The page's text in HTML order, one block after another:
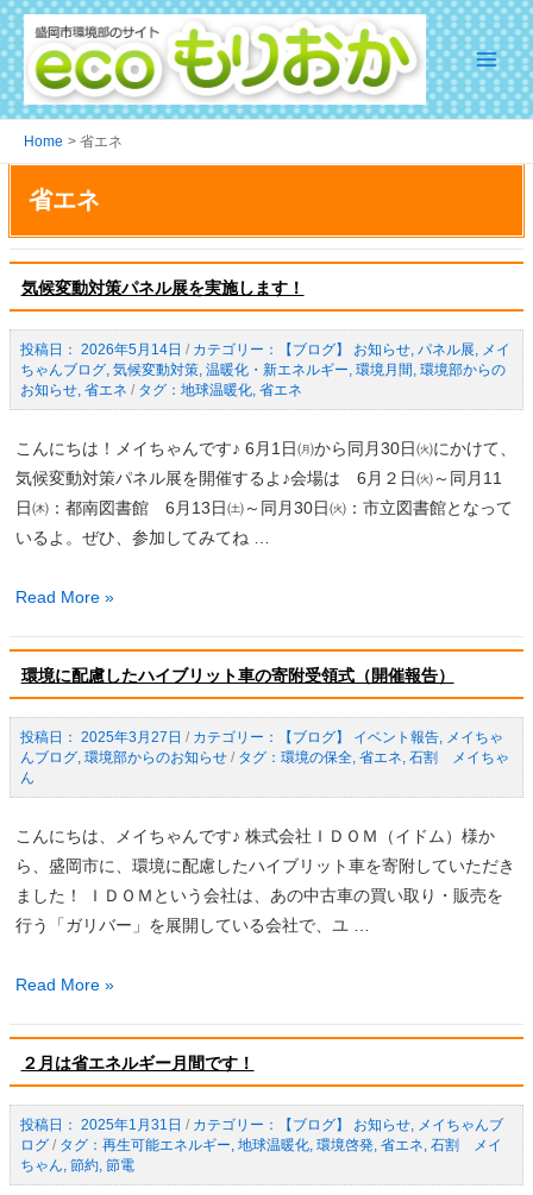
Skip
to
content
Main
Menu
Home 省エネ
省エネ
気候変動対策パネル展を実施します！
2026年5月14日 / 【ブログ】 お知らせ, パネル展, メイ
ちゃんブログ, 気候変動対策, 温暖化・新エネルギー, 環境月間, 環境部からの
お知らせ, 省エネ / 地球温暖化, 省エネ
こんにちは！メイちゃんです♪ 6月1日㈪から同月30日㈫にかけて、
気候変動対策パネル展を開催するよ♪会場は 6月２日㈫～同月11
日㈭：都南図書館 6月13日㈯～同月30日㈫：市立図書館となって
いるよ。ぜひ、参加してみてね …
気
変
動
対
策
パ
ネ
ル
展
を
実
し
す！
Read More »
環境に配慮したハイブリット車の寄附受領式（開催報告）
2025年3月27日 / 【ブログ】 イベント報告, メイちゃ
んブログ, 環境部からのお知らせ/ 環境の保全, 省エネ, 石割 メイちゃ
ん
こんにちは、メイちゃんです♪ 株式会社ＩＤＯＭ（イドム）様か
ら、盛岡市に、環境に配慮したハイブリット車を寄附していただき
ました！ ＩＤＯＭという会社は、あの中古車の買い取り・販売を
行う「ガリバー」を展開している会社で、ユ …
環
に
配
慮
し
た
Read More »
２月は省エネルギー月間です！
2025年1月31日 / 【ブログ】 お知らせ, メイちゃんブ
ログ/ 再生可能エネルギー, 地球温暖化, 環境啓発, 省エネ, 石割 メイ
ちゃん, 節約, 節電